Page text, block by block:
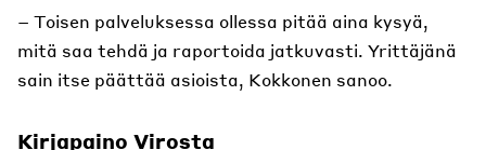
– Toisen palveluksessa ollessa pitää aina kysyä,
mitä saa tehdä ja raportoida jatkuvasti. Yrittäjänä
sain itse päättää asioista, Kokkonen sanoo.
Kirjapaino Virosta